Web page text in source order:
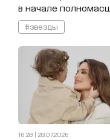
в начале
#звезды
16:28 | 28.07.2026